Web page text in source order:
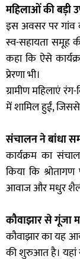
महिलाओं की बड़ी
इस अवसर पर गांव
स्व-सहायता समूह
कहा कि ऐसे
प्रेरणा भी।
ग्रामीण महिलाएं
में शामिल हुईं, जिससे
संचालन ने बांधा
कार्यक्रम का
किया कि
आवाज और मधुर शैली
कौवाझार से गूंजा
कौवाझार का यह
की शुरुआत है। यहां